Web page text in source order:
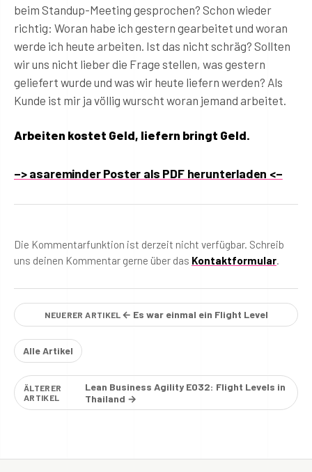
beim Standup-Meeting gesprochen? Schon wieder
richtig: Woran habe ich gestern gearbeitet und woran
werde ich heute arbeiten. Ist das nicht schräg? Sollten
wir uns nicht lieber die Frage stellen, was gestern
geliefert wurde und was wir heute liefern werden? Als
Kunde ist mir ja völlig wurscht woran jemand arbeitet.
Arbeiten kostet Geld, liefern bringt Geld.
–> asareminder Poster als PDF herunterladen <–
Die Kommentarfunktion ist derzeit nicht verfügbar. Schreib
uns deinen Kommentar gerne über das Kontaktformular.
NEUERER ARTIKEL ← Es war einmal ein Flight Level
Alle Artikel
ÄLTERER
ARTIKEL
Lean Business Agility E032: Flight Levels in
Thailand →